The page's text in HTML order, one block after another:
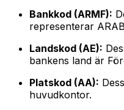
Bankkod (ARMF):
representerar
Landskod (AE):
bankens land är
Platskod (AA):
huvudkontor.